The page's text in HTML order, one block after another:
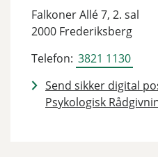
Falkoner Allé 7, 2. sal
2000 Frederiksberg
Telefon: 3821 1130
Send sikker digital
Psykologisk